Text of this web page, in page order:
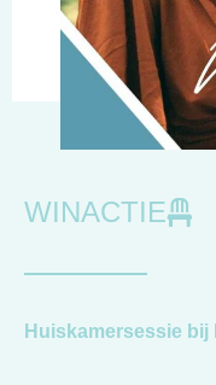
WINACTIE
Huiskamersessie bij